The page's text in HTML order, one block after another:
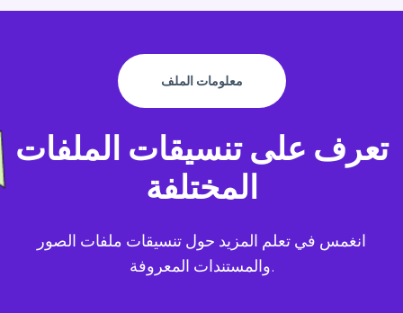
معلومات الملف
تعرف على تنسيقات الملفات
المختلفة
انغمس في تعلم المزيد حول تنسيقات ملفات الصور
والمستندات المعروفة.